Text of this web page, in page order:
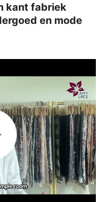
kant fabriek
en mode